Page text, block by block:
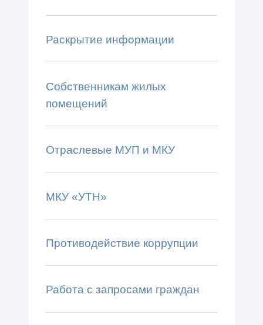
Раскрытие информации
Собственникам жилых
помещений
Отраслевые МУП и МКУ
МКУ «УТН»
Противодействие коррупции
Работа с запросами граждан